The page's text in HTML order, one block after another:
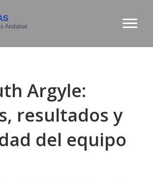
Argyle:
resultados y
del equipo